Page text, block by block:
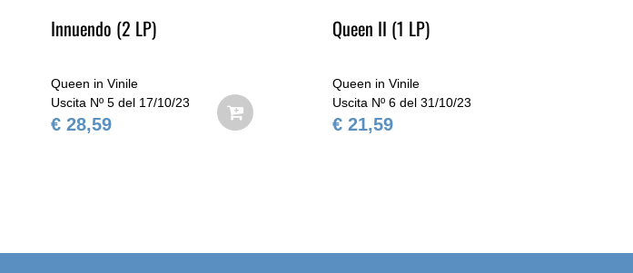
Innuendo (2 LP)
Queen in Vinile
Uscita Nº 5 del 17/10/23
€ 28,59
Queen II (1 LP)
Queen in Vinile
Uscita Nº 6 del 31/10/23
€ 21,59